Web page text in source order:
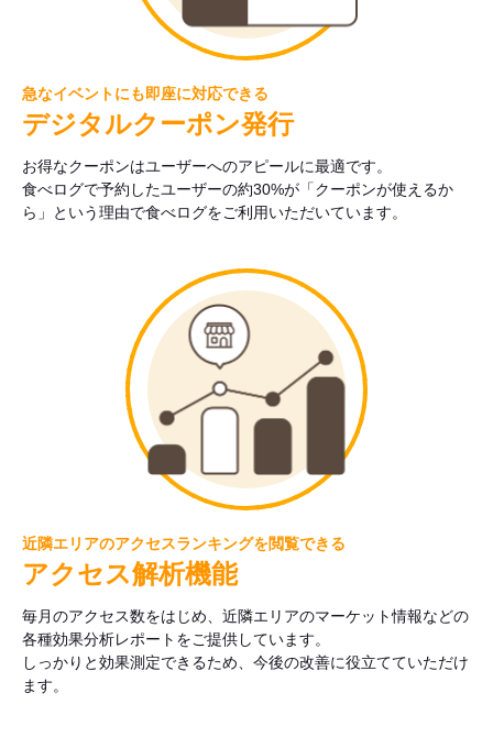
急なイベントにも即座に対応できる
デジタルクーポン発行
お得なクーポンはユーザーへのアピールに最適です。
食べログで予約したユーザーの約30%が「クーポンが使えるか
ら」という理由で食べログをご利用いただいています。
近隣エリアのアクセスランキングを閲覧できる
アクセス解析機能
毎月のアクセス数をはじめ、近隣エリアのマーケット情報などの
各種効果分析レポートをご提供しています。
しっかりと効果測定できるため、今後の改善に役立てていただけ
ます。